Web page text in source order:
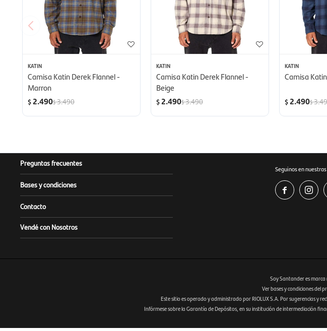
KATIN
Camisa Katin Derek Flannel -
Marron
$2.490$3.490
KATIN
Camisa Katin Derek Flannel -
Beige
$2.490$3.490
KATIN
Camisa
$2.490$
Preguntas frecuentes
Bases y condiciones
Contacto
Vendé con Nosotros
Seguinos en
 
Soy Santander es
Ver bases y condiciones del
Este sitio es operado y administrado por RIOLUX S.A. Por sugerencias y
Infórmese sobre la Garantía de Depósitos, en su institución de intermediación